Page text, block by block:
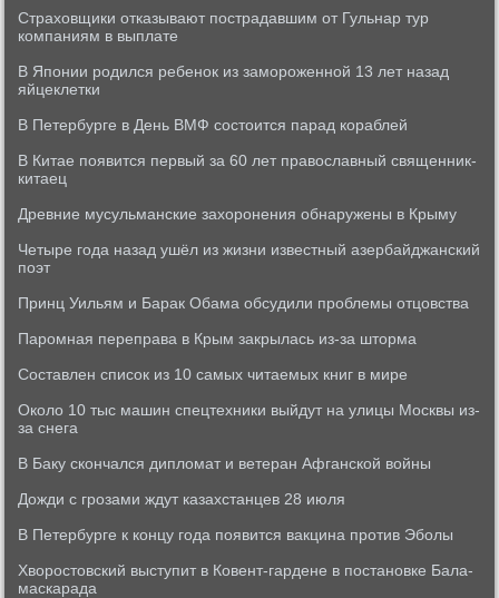
Страховщики отказывают пострадавшим от Гульнар тур
компаниям в выплате
В Японии родился ребенок из замороженной 13 лет назад
яйцеклетки
В Петербурге в День ВМФ состоится парад кораблей
В Китае появится первый за 60 лет православный священник-
китаец
Древние мусульманские захоронения обнаружены в Крыму
Четыре года назад ушёл из жизни известный азербайджанский
поэт
Принц Уильям и Барак Обама обсудили проблемы отцовства
Паромная переправа в Крым закрылась из-за шторма
Составлен список из 10 самых читаемых книг в мире
Около 10 тыс машин спецтехники выйдут на улицы Москвы из-
за снега
В Баку скончался дипломат и ветеран Афганской войны
Дожди с грозами ждут казахстанцев 28 июля
В Петербурге к концу года появится вакцина против Эболы
Хворостовский выступит в Ковент-гардене в постановке Бала-
маскарада